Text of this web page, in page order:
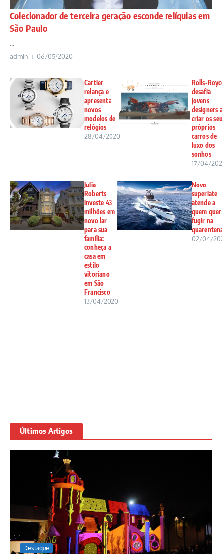
Colecionador de terceira geração esconde relíquias em
São Paulo
admin 06/05/2020
Cartier
relança e
apresenta
novos
modelos de
relógios
28/04/2020
Rolls-
desafia
jovens
designers a
criar os
próprios
carros de
luxo dos
sonhos
17/04/
Julia
Roberts
investe 43
milhões em
novo lar
para sua
família:
conheça a
casa em
estilo
vitoriano
em São
Francisco
13/04/2020
Novo
superiate
atende a
quem quer
fugir na
02/04/
Últimos Artigos
Destaque